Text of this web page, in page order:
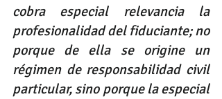
cobra especial relevancia la
profesionalidad del fiduciante; no
porque de ella se origine un
régimen de responsabilidad civil
particular, sino porque la especial